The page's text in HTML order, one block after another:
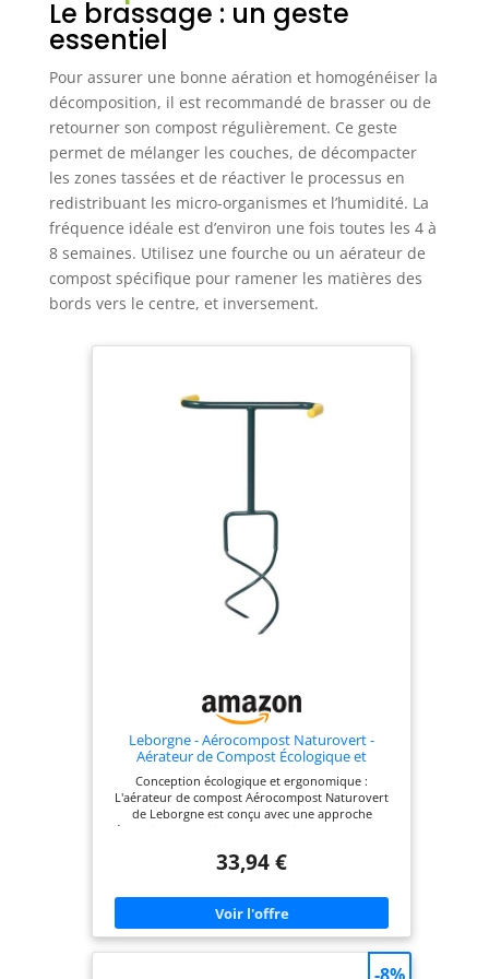
Le brassage : un geste
essentiel
Pour assurer une bonne aération et homogénéiser la
décomposition, il est recommandé de brasser ou de
retourner son compost régulièrement. Ce geste
permet de mélanger les couches, de décompacter
les zones tassées et de réactiver le processus en
redistribuant les micro-organismes et l’humidité. La
fréquence idéale est d’environ une fois toutes les 4 à
8 semaines. Utilisez une fourche ou un aérateur de
compost spécifique pour ramener les matières des
bords vers le centre, et inversement.
Leborgne - Aérocompost Naturovert -
Aérateur de Compost Écologique et
Ergonomique - Dents Profilées - Modèle
320061 - Vert
Conception écologique et ergonomique :
L'aérateur de compost Aérocompost Naturovert
de Leborgne est conçu avec une approche
écologique, favorisant une gestion respectueuse
avec un poids de 1,55 kg et un guidon en forme de
confort optimal pendant son utilisation Guidon en
"S" pour une utilisation confortable : Le guidon en
"S" offre une prise en main confortable et permet
une réduction significative de l'effort lors de
33,94 €